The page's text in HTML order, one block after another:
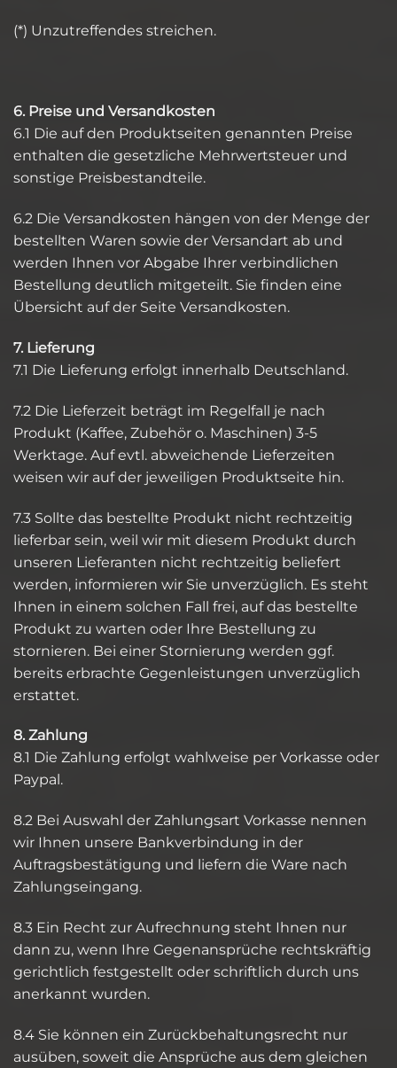
(*) Unzutreffendes streichen.
6. Preise und Versandkosten
6.1 Die auf den Produktseiten genannten Preise
enthalten die gesetzliche Mehrwertsteuer und
sonstige Preisbestandteile.
6.2 Die Versandkosten hängen von der Menge der
bestellten Waren sowie der Versandart ab und
werden Ihnen vor Abgabe Ihrer verbindlichen
Bestellung deutlich mitgeteilt. Sie finden eine
Übersicht auf der Seite Versandkosten.
7. Lieferung
7.1 Die Lieferung erfolgt innerhalb Deutschland.
7.2 Die Lieferzeit beträgt im Regelfall je nach
Produkt (Kaffee, Zubehör o. Maschinen) 3-5
Werktage. Auf evtl. abweichende Lieferzeiten
weisen wir auf der jeweiligen Produktseite hin.
7.3 Sollte das bestellte Produkt nicht rechtzeitig
lieferbar sein, weil wir mit diesem Produkt durch
unseren Lieferanten nicht rechtzeitig beliefert
werden, informieren wir Sie unverzüglich. Es steht
Ihnen in einem solchen Fall frei, auf das bestellte
Produkt zu warten oder Ihre Bestellung zu
stornieren. Bei einer Stornierung werden ggf.
bereits erbrachte Gegenleistungen unverzüglich
erstattet.
8. Zahlung
8.1 Die Zahlung erfolgt wahlweise per Vorkasse oder
Paypal.
8.2 Bei Auswahl der Zahlungsart Vorkasse nennen
wir Ihnen unsere Bankverbindung in der
Auftragsbestätigung und liefern die Ware nach
Zahlungseingang.
8.3 Ein Recht zur Aufrechnung steht Ihnen nur
dann zu, wenn Ihre Gegenansprüche rechtskräftig
gerichtlich festgestellt oder schriftlich durch uns
anerkannt wurden.
8.4 Sie können ein Zurückbehaltungsrecht nur
ausüben, soweit die Ansprüche aus dem gleichen